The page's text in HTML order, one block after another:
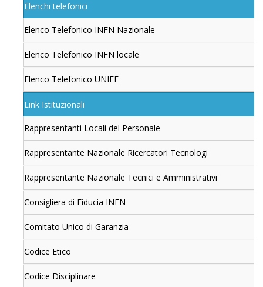
Elenchi telefonici
Elenco Telefonico INFN Nazionale
Elenco Telefonico INFN locale
Elenco Telefonico UNIFE
Link Istituzionali
Rappresentanti Locali del Personale
Rappresentante Nazionale Ricercatori Tecnologi
Rappresentante Nazionale Tecnici e Amministrativi
Consigliera di Fiducia INFN
Comitato Unico di Garanzia
Codice Etico
Codice Disciplinare